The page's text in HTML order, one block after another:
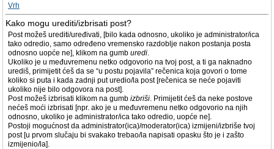
Vrh
Kako mogu urediti/izbrisati post?
Post možeš urediti/uređivati, [bilo kada odnosno, ukoliko je administrator/ica
tako odredio, samo određeno vremensko razdoblje nakon postanja posta
odnosno uopće ne], klikom na gumb uredi.
Ukoliko je u međuvremenu netko odgovorio na tvoj post, a ti ga naknadno
urediš, primijetit ćeš da se “u postu pojavila” rečenica koja govori o tome
koliko si puta i kada zadnji put uredio/la post [rečenica se neće pojaviti
ukoliko nije bilo odgovora na post].
Post možeš izbrisati klikom na gumb izbriši. Primijetit ćeš da neke postove
nećeš moći izbrisati [npr. ako je u međuvremenu netko odgovorio na njih
odnosno, ukoliko je administrator/ica tako odredio, uopće ne].
Postoji mogućnost da administrator(ica)/moderator(ica) izmijeni/izbriše tvoj
post [u prvom slučaju bi svakako trebao/la napisati opasku što je i zašto
izmijenio/la].